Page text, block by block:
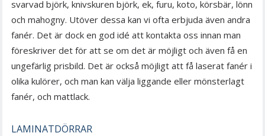
svarvad björk, knivskuren björk, ek, furu, koto, körsbär, lönn
och mahogny. Utöver dessa kan vi ofta erbjuda även andra
fanér. Det är dock en god idé att kontakta oss innan man
föreskriver det för att se om det är möjligt och även få en
ungefärlig prisbild. Det är också möjligt att få laserat fanér i
olika kulörer, och man kan välja liggande eller mönsterlagt
fanér, och mattlack.
LAMINATDÖRRAR